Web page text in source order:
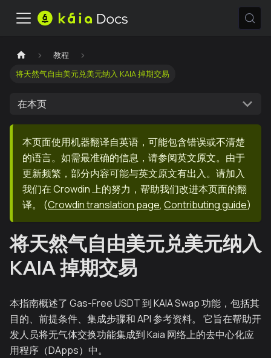
教程
将天然气自由美元兑美元纳入 KAIA 掉期交易
在本页
本页面使用机器翻译自英语，可能包含错误或不清楚
的语言。如需最准确的信息，请参阅英文原文。由于
更新频繁，部分内容可能与英文原文有出入。请加入
我们在 Crowdin 上的努力，帮助我们改进本页面的翻
译。
(Crowdin translation page, Contributing guide)
将天然气自由美元兑美元纳入
KAIA 掉期交易
本指南概述了 Gas-Free USDT 到 KAIA Swap 功能，包括其
目的、前提条件、集成步骤和 API 参考资料。 它旨在帮助开
发人员将无气体交换功能集成到 Kaia 网络上的去中心化应
用程序（DApps）中。